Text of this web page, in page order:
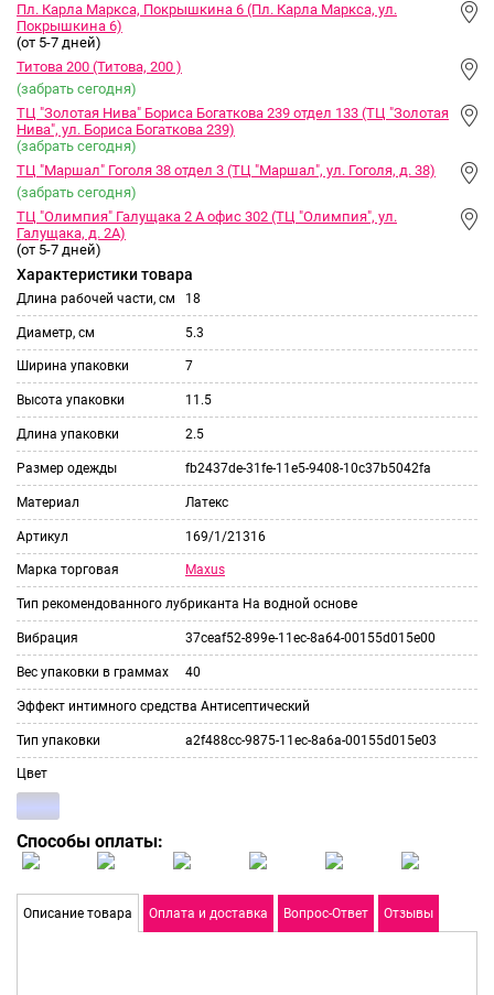
Пл. Карла Маркса, Покрышкина 6 (Пл. Карла Маркса, ул.
Покрышкина 6)
(от 5-7 дней)
Титова 200 (Титова, 200 )
(забрать сегодня)
ТЦ "Золотая Нива" Бориса Богаткова 239 отдел 133 (ТЦ "Золотая
Нива", ул. Бориса Богаткова 239)
(забрать сегодня)
ТЦ "Маршал" Гоголя 38 отдел 3 (ТЦ "Маршал", ул. Гоголя, д. 38)
(забрать сегодня)
ТЦ "Олимпия" Галущака 2 А офис 302 (ТЦ "Олимпия", ул.
Галущака, д. 2А)
(от 5-7 дней)
Характеристики товара
Длина рабочей части, см 18
Диаметр, см 5.3
Ширина упаковки 7
Высота упаковки 11.5
Длина упаковки 2.5
Размер одежды fb2437de-31fe-11e5-9408-10c37b5042fa
Материал Латекс
Артикул 169/1/21316
Марка торговая Maxus
Тип рекомендованного лубриканта На водной основе
Вибрация 37ceaf52-899e-11ec-8a64-00155d015e00
Вес упаковки в граммах 40
Эффект интимного средства Антисептический
Тип упаковки a2f488cc-9875-11ec-8a6a-00155d015e03
Цвет
Способы оплаты:
Описание товара Оплата и доставка Вопрос-Ответ Отзывы